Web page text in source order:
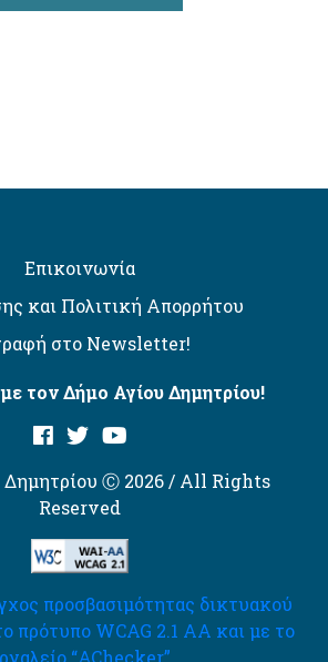
Επικοινωνία
και Πολιτική Απορρήτου
στο Newsletter!
τον Δήμο Αγίου Δημητρίου!
Δημητρίου Ⓒ 2026 / All Rights
Reserved
προσβασιμότητας δικτυακού
πρότυπο WCAG 2.1 AA και με το
“AChecker”